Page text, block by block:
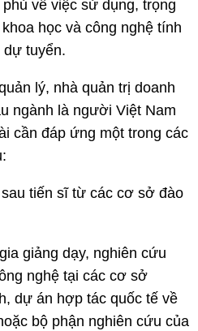
về việc sử dụng, trọng
học và công nghệ tính
tuyển.
lý, nhà quản trị doanh
ngành là người Việt Nam
cần đáp ứng một trong các
tiến sĩ từ các cơ sở đào
giảng dạy, nghiên cứu
nghệ tại các cơ sở
dự án hợp tác quốc tế về
bộ phận nghiên cứu của